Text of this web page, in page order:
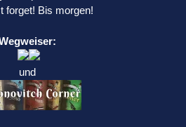
forget! Bis morgen!
und